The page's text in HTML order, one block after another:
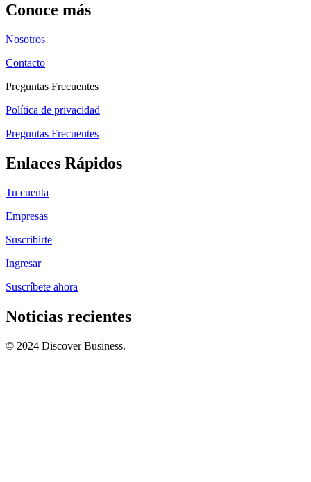
Conoce más
Nosotros
Contacto
Preguntas Frecuentes
Política de privacidad
Preguntas Frecuentes
Enlaces Rápidos
Tu cuenta
Empresas
Suscribirte
Ingresar
Suscríbete ahora
Noticias recientes
© 2024 Discover Business.